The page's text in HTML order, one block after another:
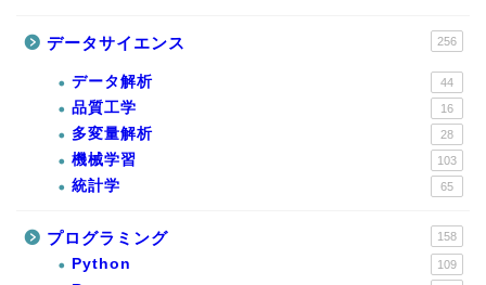
データサイエンス 256
データ解析 44
品質工学 16
多変量解析 28
機械学習 103
統計学 65
プログラミング 158
Python 109